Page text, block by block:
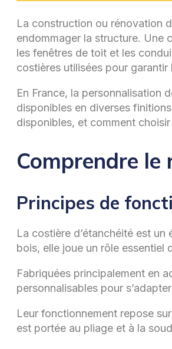
La construction ou rénovation
endommager la structure. Une
les fenêtres de toit et les
costières utilisées pour garantir
En France, la personnalisation
disponibles en diverses
disponibles, et comment
Comprendre le
Principes de
La costière d’étanchéité est
bois, elle joue un rôle essentiel
Fabriquées principalement en
personnalisables pour
Leur fonctionnement repose
est portée au pliage et à la